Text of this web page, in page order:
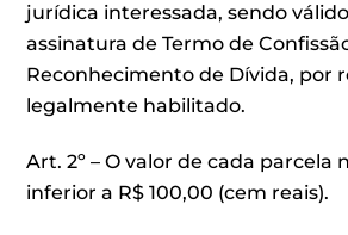
jurídica interessada, sendo
assinatura de Termo de
Reconhecimento de Dívida, por
legalmente habilitado.
Art. 2º – O valor de cada parcela
inferior a R$ 100,00 (cem reais).